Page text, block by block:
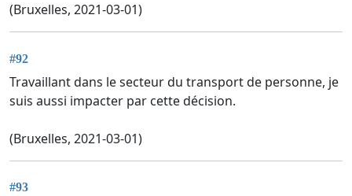
(Bruxelles, 2021-03-01)
#92
Travaillant dans le secteur du transport de personne, je
suis aussi impacter par cette décision.
(Bruxelles, 2021-03-01)
#93